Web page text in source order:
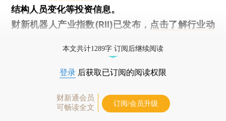
结构人员变化等投资信息。
财新机器人产业指数(RII)已发布， 点击了解行业动
本文共计1289字 订阅后继续阅读
登录 后获取已订阅的阅读权限
财新通会员
可畅读全文
订阅/会员升级